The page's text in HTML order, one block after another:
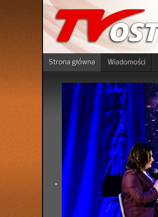
Strona główna Wiadomości